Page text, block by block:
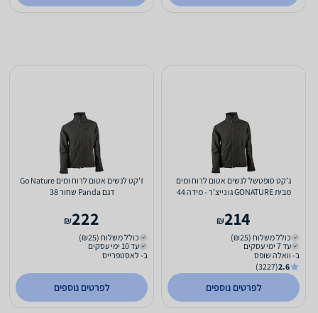
ג’קט סופטשל לנשים אטום לרוח ומים
מבית GONATURE גו נייצ'ר - מידה 44
214
₪
כולל משלוח (₪25)
עד 7 ימי עסקים
ב- וואלה שופס
2.6
(3227)
לפרטים נוספים
ז'קט לנשים אטום לרוח ומים Go Nature
דגם Panda שחור 38
222
₪
כולל משלוח (₪25)
עד 10 ימי עסקים
ב- לאסטפרייס
לפרטים נוספים